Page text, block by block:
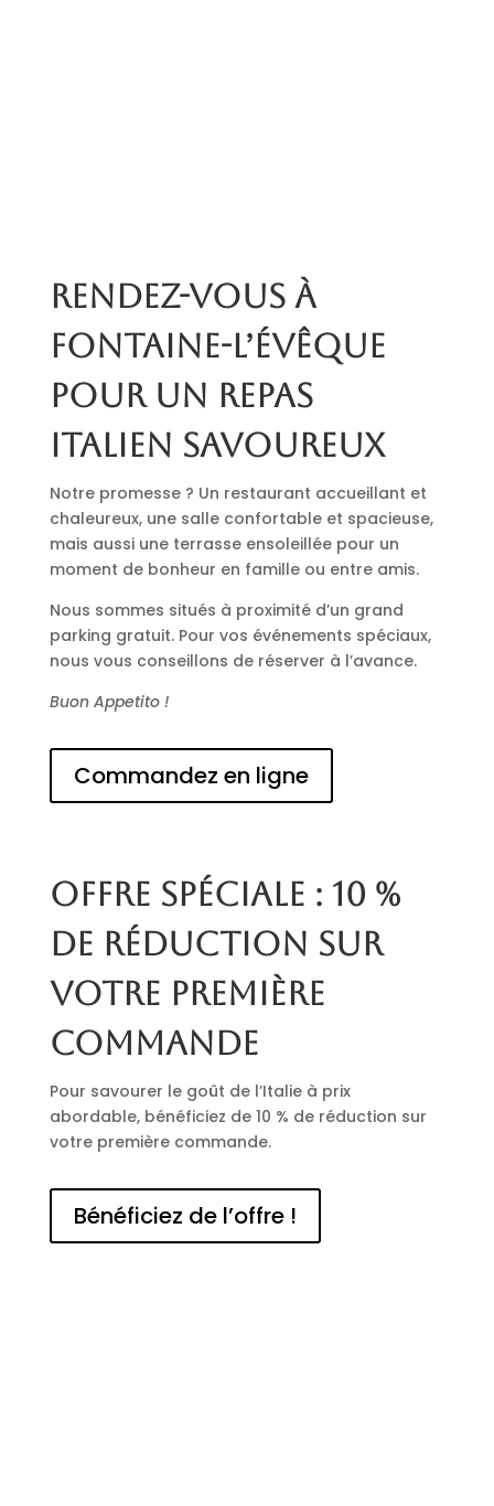
Rendez-vous à
Fontaine-l’Évêque
pour un repas
italien savoureux
Notre promesse ? Un restaurant accueillant et
chaleureux, une salle confortable et spacieuse,
mais aussi une terrasse ensoleillée pour un
moment de bonheur en famille ou entre amis.
Nous sommes situés à proximité d’un grand
parking gratuit. Pour vos événements spéciaux,
nous vous conseillons de réserver à l’avance.
Buon Appetito !
Commandez en ligne
Offre spéciale : 10 %
de réduction sur
votre première
commande
Pour savourer le goût de l’Italie à prix
abordable, bénéficiez de 10 % de réduction sur
votre première commande.
Bénéficiez de l’offre !